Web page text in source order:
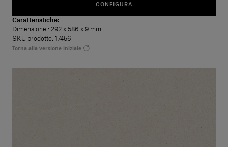
CONFIGURA
Caratteristiche:
Dimensione : 292 x 586 x 9 mm
SKU prodotto: 17456
Torna alla versione iniziale